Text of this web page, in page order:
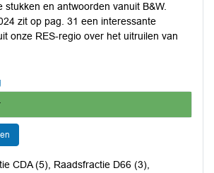
stukken en antwoorden vanuit B&W.
zit op pag. 31 een interessante
onze RES-regio over het uitruilen van
CDA (5), Raadsfractie D66 (3),